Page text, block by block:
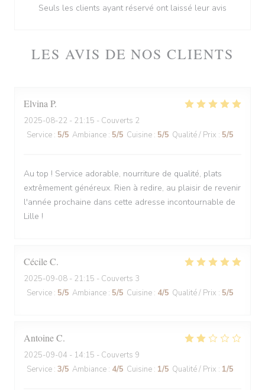
LES AVIS DE NOS CLIENTS
Elvina P
2025-08-22 - 21:15 - Couverts 2
Service : 5/5 Ambiance : 5/5 Cuisine : 5/5 Qualité / Prix : 5/5
Au top ! Service adorable, nourriture de qualité, plats
extrêmement généreux. Rien à redire, au plaisir de revenir
l'année prochaine dans cette adresse incontournable de
Lille !
CécileC
2025-09-08 - 21:15 - Couverts 3
Service : 5/5 Ambiance : 5/5 Cuisine : 4/5 Qualité / Prix : 5/5
AntoineC
2025-09-04 - 14:15 - Couverts 9
Service : 3/5 Ambiance : 4/5 Cuisine : 1/5 Qualité / Prix : 1/5
Seuls les clients ayant réservé ont laissé leur avis